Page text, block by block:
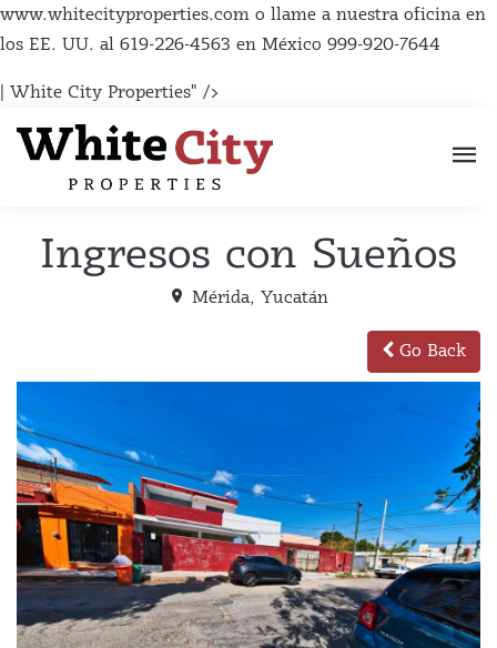
www.whitecityproperties.com o llame a nuestra oficina en
los EE. UU. al 619-226-4563 en México 999-920-7644
| White City Properties" />
Ingresos con Sueños
Mérida, Yucatán
Go Back